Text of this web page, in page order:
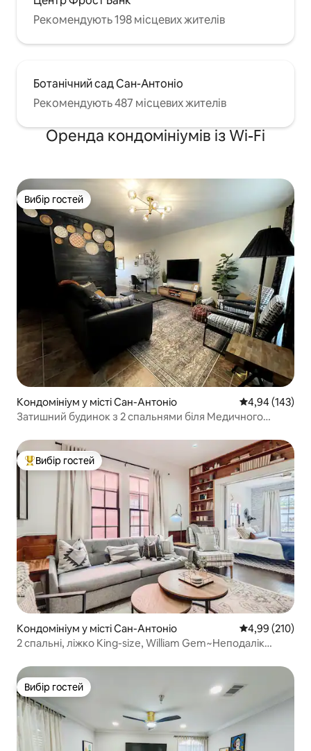
Рекомендують 198 місцевих жителів
Ботанічний сад Сан-Антоніо
Рекомендують 487 місцевих жителів
Оренда кондомініумів із Wi-Fi
Вибір гостей
Вибір гостей
Кондомініум у місті Сан-Антоніо Середня
4,94 (143)
Затишний будинок з 2 спальнями біля Медичного
Топ вибір гостей
Вибір гостей
Кондомініум у місті Сан-Антоніо Середня
4,99 (210)
2 спальні, ліжко King-size, William Gem~Неподалік
Вибір гостей
Вибір гостей